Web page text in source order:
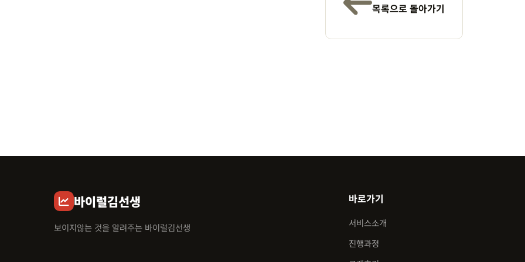
목록으로 돌아가기
바이럴김선생
보이지않는 것을 알려주는 바이럴김선생
바로가기
서비스소개
진행과정